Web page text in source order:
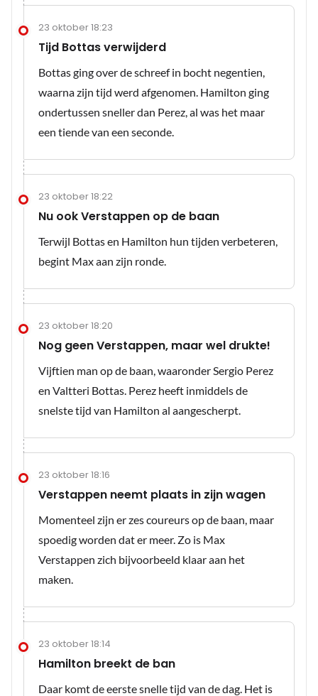
23 oktober 18:23
Tijd Bottas verwijderd
Bottas ging over de schreef in bocht negentien,
waarna zijn tijd werd afgenomen. Hamilton ging
ondertussen sneller dan Perez, al was het maar
een tiende van een seconde.
23 oktober 18:22
Nu ook Verstappen op de baan
Terwijl Bottas en Hamilton hun tijden verbeteren,
begint Max aan zijn ronde.
23 oktober 18:20
Nog geen Verstappen, maar wel drukte!
Vijftien man op de baan, waaronder Sergio Perez
en Valtteri Bottas. Perez heeft inmiddels de
snelste tijd van Hamilton al aangescherpt.
23 oktober 18:16
Verstappen neemt plaats in zijn wagen
Momenteel zijn er zes coureurs op de baan, maar
spoedig worden dat er meer. Zo is Max
Verstappen zich bijvoorbeeld klaar aan het
maken.
23 oktober 18:14
Hamilton breekt de ban
Daar komt de eerste snelle tijd van de dag. Het is